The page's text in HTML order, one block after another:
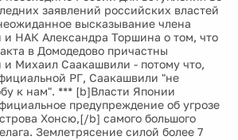
заявлений российских властей
высказывание члена
НАК Александра Торшина о том, что
в Домодедово причастны
и Михаил Саакашвили - потому что,
РГ, Саакашвили "не
к нам". *** [b]Власти Японии
предупреждение об угрозе
Хонсю,[/b] самого большого
Землетрясение силой более 7